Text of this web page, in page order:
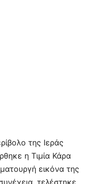
της Ιεράς
η Τιμία Κάρα
εικόνα της